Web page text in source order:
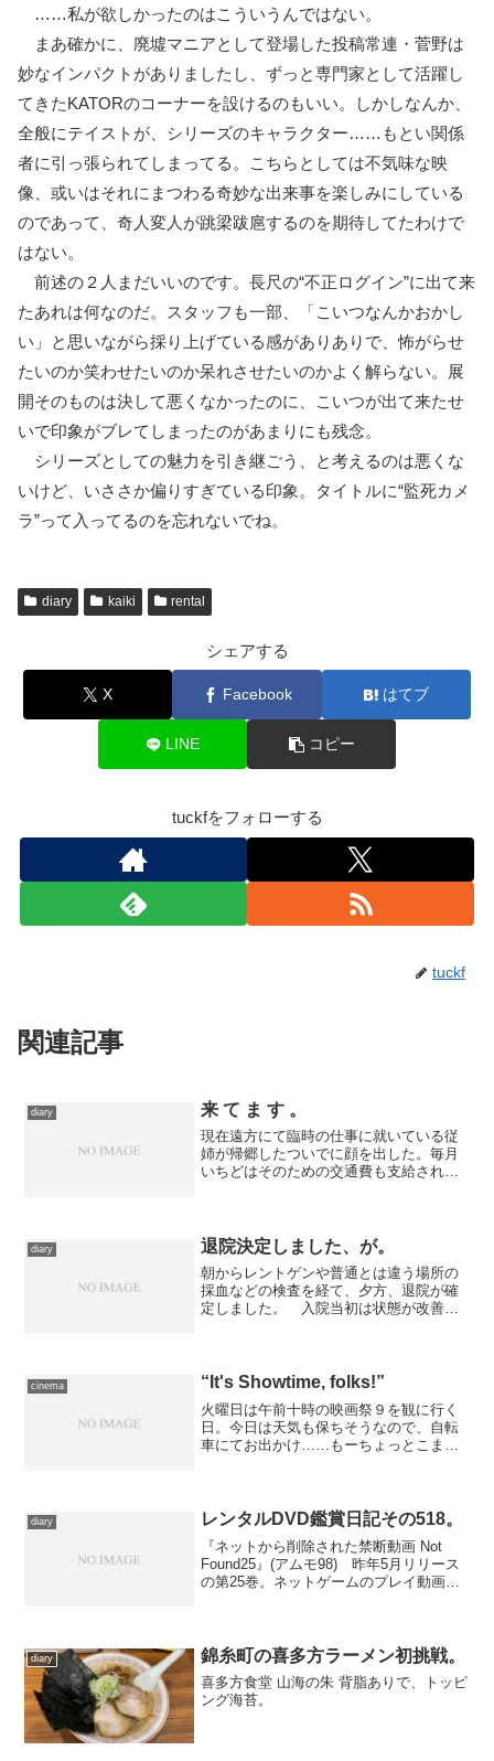
……私が欲しかったのはこういうんではない。
まあ確かに、廃墟マニアとして登場した投稿常連・菅野は
妙なインパクトがありましたし、ずっと専門家として活躍し
てきたKATORのコーナーを設けるのもいい。しかしなんか、
全般にテイストが、シリーズのキャラクター……もとい関係
者に引っ張られてしまってる。こちらとしては不気味な映
像、或いはそれにまつわる奇妙な出来事を楽しみにしている
のであって、奇人変人が跳梁跋扈するのを期待してたわけで
はない。
前述の２人まだいいのです。長尺の“不正ログイン”に出て来
たあれは何なのだ。スタッフも一部、「こいつなんかおかし
い」と思いながら採り上げている感がありありで、怖がらせ
たいのか笑わせたいのか呆れさせたいのかよく解らない。展
開そのものは決して悪くなかったのに、こいつが出て来たせ
いで印象がブレてしまったのがあまりにも残念。
シリーズとしての魅力を引き継ごう、と考えるのは悪くな
いけど、いささか偏りすぎている印象。タイトルに“監死カメ
ラ”って入ってるのを忘れないでね。
diary kaiki rental
シェアする
X Facebook はてブ
LINE コピー
tuckfをフォローする
tuckf
関連記事
diary 来 て ま す 。
現在遠方にて臨時の仕事に就いている従
姉が帰郷したついでに顔を出した。毎月
いちどはそのための交通費も支給されて
る。 向こうで色々と妙な体...
diary 退院決定しました、が。
朝からレントゲンや普通とは違う場所の
採血などの検査を経て、夕方、退院が確
定しました。 入院当初は状態が改善し
きる別の病院を利用し、そ...
cinema “It's Showtime, folks!”
火曜日は午前十時の映画祭９を観に行く
日。今日は天気も保ちそうなので、自転
車にてお出かけ……もーちょっとこまめ
作ったことでも知られる...
diary レンタルDVD鑑賞日記その518。
『ネットから削除された禁断動画 Not
Found25』(アムモ98) 昨年5月リリース
の第25巻。ネットゲームのプレイ動画を
た...
diary 錦糸町の喜多方ラーメン初挑戦。
喜多方食堂 山海の朱 背脂ありで、トッピ
ング海苔。